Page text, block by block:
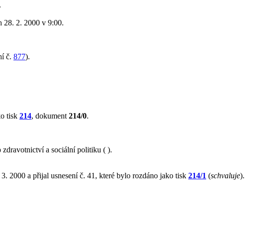
28. 2. 2000 v 9:00.
č. 877).
tisk 214, dokument 214/0.
a sociální politiku ( ).
2000 a přijal usnesení č. 41, které bylo rozdáno jako tisk 214/1 (schvaluje).